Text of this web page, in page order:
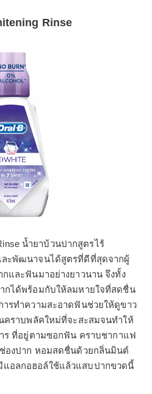
Rinse
น้ำยาบ้วนปากสูตรไร้
ะพัฒนาจนได้สูตรที่ดีที่สุดจากผู้
และฟันมาอย่างยาวนาน จึงทั้ง
กได้พร้อมกับให้ลมหายใจที่สดชื่น
ารทำความสะอาดฟันช่วยให้ดูขาว
คราบพลัคใหม่ที่จะสะสมจนทำให้
ร ที่อยู่ตามซอกฟัน คราบชากาแฟ
องปาก หอมสดชื่นด้วยกลิ่นมินต์
อลกอฮอล์ใช้แล้วแสบปากขวดนี้